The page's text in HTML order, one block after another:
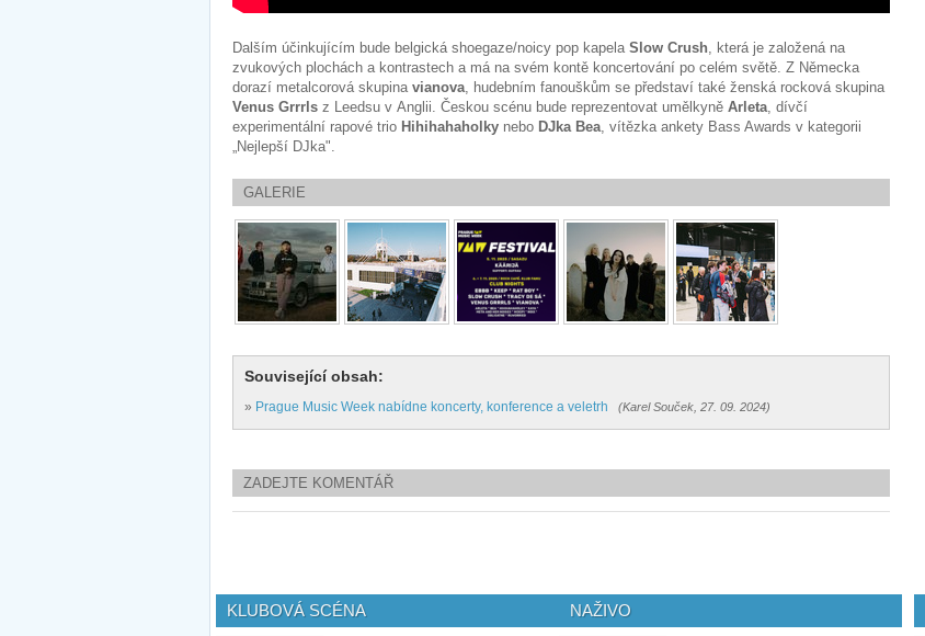
Dalším účinkujícím bude belgická shoegaze/noicy pop kapela Slow Crush, která je založená na
zvukových plochách a kontrastech a má na svém kontě koncertování po celém světě. Z Německa
dorazí metalcorová skupina vianova, hudebním fanouškům se představí také ženská rocková skupina
Venus Grrrls z Leedsu v Anglii. Českou scénu bude reprezentovat umělkyně Arleta, dívčí
experimentální rapové trio Hihihahaholky nebo DJka Bea, vítězka ankety Bass Awards v kategorii
„Nejlepší DJka".
GALERIE
Související obsah:
» Prague Music Week nabídne koncerty, konference a veletrh (Karel Souček, 27. 09. 2024)
ZADEJTE KOMENTÁŘ
KLUBOVÁ SCÉNA NAŽIVO